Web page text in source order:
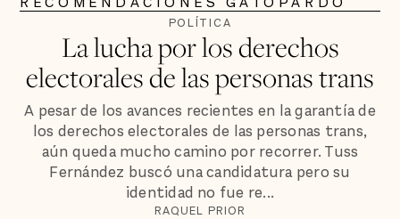
POLÍTICA
La lucha por los derechos
electorales de las personas trans
A pesar de los avances recientes en la garantía de
los derechos electorales de las personas trans,
aún queda mucho camino por recorrer. Tuss
Fernández buscó una candidatura pero su
identidad no fue re...
RAQUEL PRIOR